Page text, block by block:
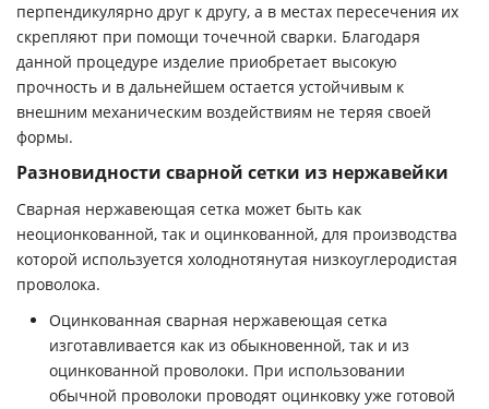
перпендикулярно друг к другу, а в местах пересечения их
скрепляют при помощи точечной сварки. Благодаря
данной процедуре изделие приобретает высокую
прочность и в дальнейшем остается устойчивым к
внешним механическим воздействиям не теряя своей
формы.
Разновидности сварной сетки из нержавейки
Сварная нержавеющая сетка может быть как
неоционкованной, так и оцинкованной, для производства
которой используется холоднотянутая низкоуглеродистая
проволока.
Оцинкованная сварная нержавеющая сетка
изготавливается как из обыкновенной, так и из
оцинкованной проволоки. При использовании
обычной проволоки проводят оцинковку уже готовой